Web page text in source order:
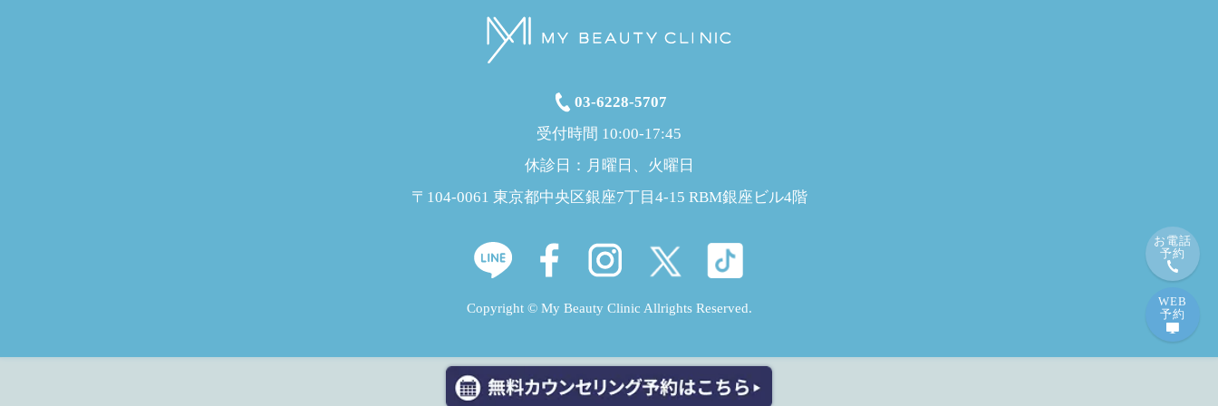
お電話
予約
WEB
予約
03-6228-5707
受付時間 10:00-17:45
休診日：月曜日、火曜日
〒104-0061 東京都中央区銀座7丁目4-15 RBM銀座ビル4階
Copyright © My Beauty Clinic Allrights Reserved.